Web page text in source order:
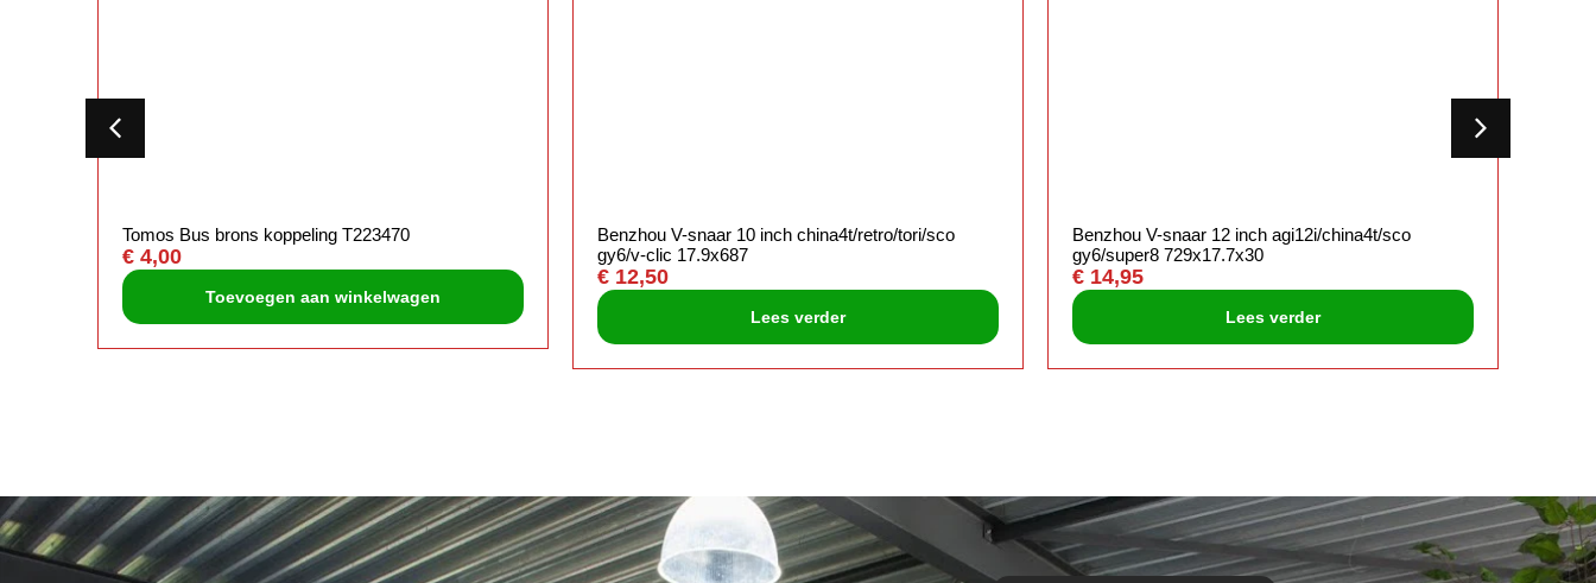
Tomos Bus brons koppeling T223470
€ 4,00
Toevoegen aan winkelwagen
Benzhou V-snaar 10 inch china4t/retro/tori/sco
gy6/v-clic 17.9x687
€ 12,50
Lees verder
Benzhou V-snaar 12 inch agi12i/china4t/sco
gy6/super8 729x17.7x30
€ 14,95
Lees verder